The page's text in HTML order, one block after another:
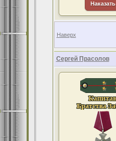
Наказать
Наверх
Сергей Прасолов